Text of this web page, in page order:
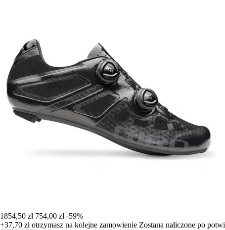
1854,50 zł 754,00 zł -59%
+37,70 złotrzymasz na kolejne zamowienie Zostana naliczone po